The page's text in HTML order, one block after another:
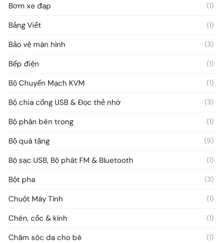
Bơm xe đạp (1)
Bảng Viết (1)
Bảo vệ màn hình (3)
Bếp điện (1)
Bộ Chuyển Mạch KVM (1)
Bộ chia cổng USB & Đọc thẻ nhớ (3)
Bộ phận bên trong (1)
Bộ quà tặng (9)
Bộ sạc USB, Bộ phát FM & Bluetooth (1)
Bột pha (3)
Chuột Máy Tính (1)
Chén, cốc & kính (1)
Chăm sóc da cho bé (1)